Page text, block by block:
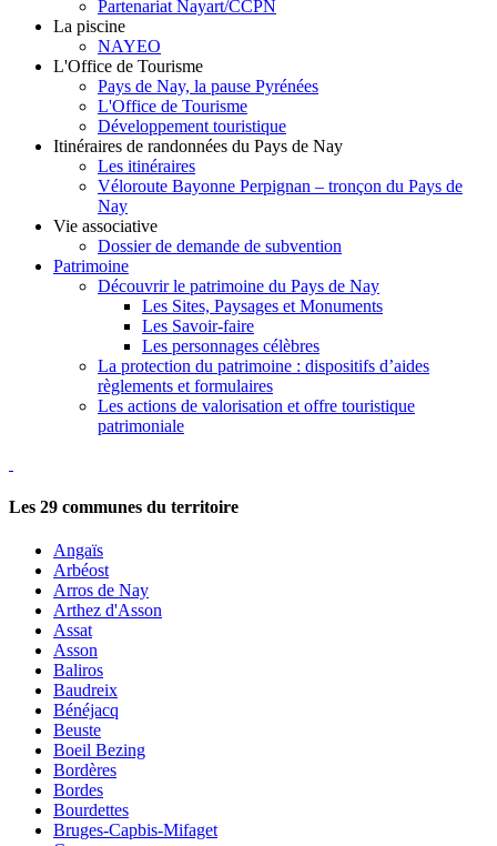
Partenariat Nayart/CCPN
La piscine
NAYEO
L'Office de Tourisme
Pays de Nay, la pause Pyrénées
L'Office de Tourisme
Développement touristique
Itinéraires de randonnées du Pays de Nay
Les itinéraires
Véloroute Bayonne Perpignan – tronçon du Pays de
Nay
Vie associative
Dossier de demande de subvention
Patrimoine
Découvrir le patrimoine du Pays de Nay
Les Sites, Paysages et Monuments
Les Savoir-faire
Les personnages célèbres
La protection du patrimoine : dispositifs d’aides
règlements et formulaires
Les actions de valorisation et offre touristique
patrimoniale
Les 29 communes du territoire
Angaïs
Arbéost
Arros de Nay
Arthez d'Asson
Assat
Asson
Baliros
Baudreix
Bénéjacq
Beuste
Boeil Bezing
Bordères
Bordes
Bourdettes
Bruges-Capbis-Mifaget